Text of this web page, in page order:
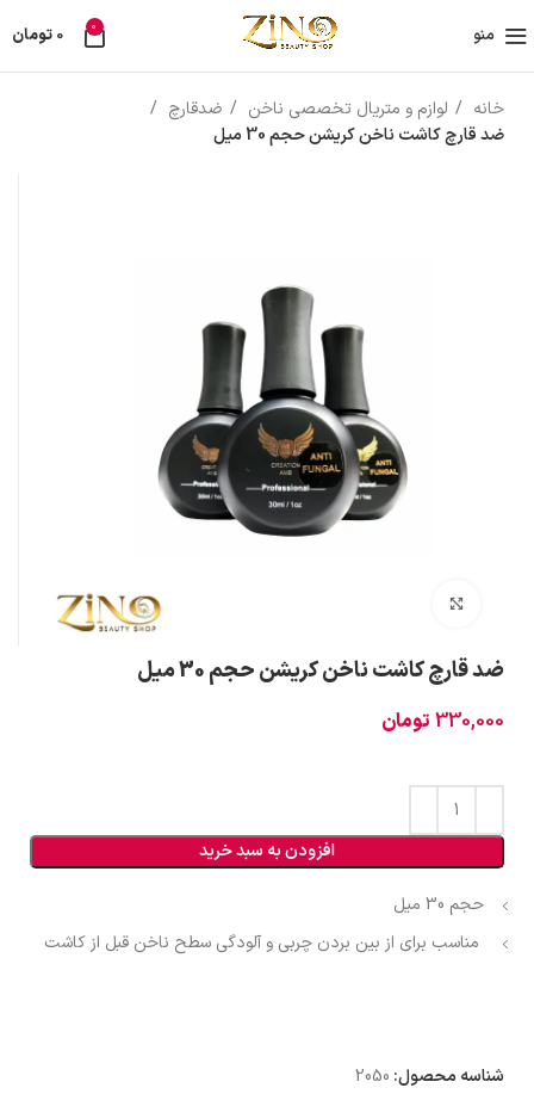
منو 0
0 تومان
خانه لوازم و متریال تخصصی ناخن
ضدقارچ
ضد قارچ کاشت ناخن کریشن حجم 30 میل
ضد قارچ کاشت ناخن کریشن حجم 30 میل
330,000 تومان
افزودن به سبد خرید
حجم 30 میل
مناسب برای از بین بردن چربی و آلودگی سطح ناخن قبل از کاشت
شناسه محصول: 2050